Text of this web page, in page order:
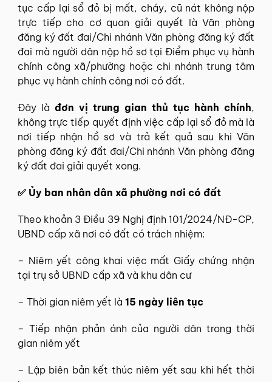
tục cấp lại sổ đỏ bị mất, cháy, cũ nát không nộp
trực tiếp cho cơ quan giải quyết là Văn phòng
đăng ký đất đai/Chi nhánh Văn phòng đăng ký đất
đai mà người dân nộp hồ sơ tại Điểm phục vụ hành
chính công xã/phường hoặc chi nhánh trung tâm
phục vụ hành chính công nơi có đất.
Đây là đơn vị trung gian thủ tục hành chính,
không trực tiếp quyết định việc cấp lại sổ đỏ mà là
nơi tiếp nhận hồ sơ và trả kết quả sau khi Văn
phòng đăng ký đất đai/Chi nhánh Văn phòng đăng
ký đất đai giải quyết xong.
✅ Ủy ban nhân dân xã phường nơi có đất
Theo khoản 3 Điều 39 Nghị định 101/2024/NĐ-CP,
UBND cấp xã nơi có đất có trách nhiệm:
– Niêm yết công khai việc mất Giấy chứng nhận
tại trụ sở UBND cấp xã và khu dân cư
– Thời gian niêm yết là 15 ngày liên tục
– Tiếp nhận phản ánh của người dân trong thời
gian niêm yết
– Lập biên bản kết thúc niêm yết sau khi hết thời